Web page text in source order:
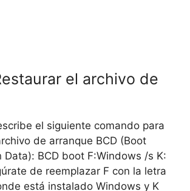
el archivo de
el siguiente comando para
de arranque BCD (Boot
Data): BCD boot F:Windows /s K:
de reemplazar F con la letra
está instalado Windows y K